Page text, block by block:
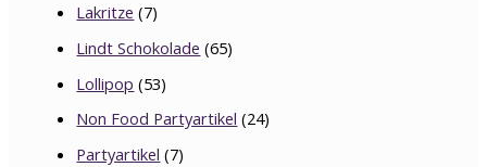
Lakritze (7)
Lindt Schokolade (65)
Lollipop (53)
Non Food Partyartikel (24)
Partyartikel (7)